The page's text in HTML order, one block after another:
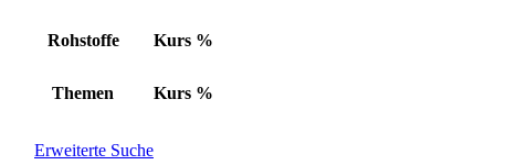
Rohstoffe Kurs %
Themen Kurs %
Erweiterte Suche